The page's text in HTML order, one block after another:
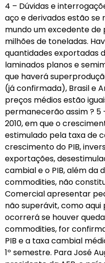
4 – Dúvidas e
aço e derivados estão se
mundo um excedente
milhões de toneladas.
quantidades exportadas
laminados planos e
que haverá
(já confirmada), Brasil e
preços médios estão
permanecerão assim ?
2010, em que o
estimulado pela taxa de
crescimento do PIB,
exportações,
cambial e o PIB, além da
commodities, não
Comercial apresentar
não superávit, como
ocorrerá se houver
commodities, for
PIB e a taxa cambial
1º semestre. Para José